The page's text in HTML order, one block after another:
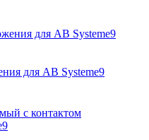
для АВ Systeme9